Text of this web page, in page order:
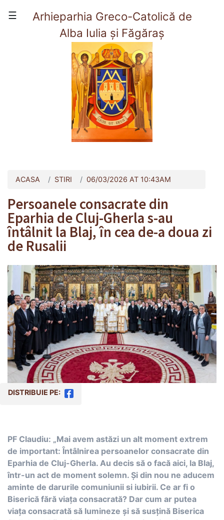
☰
Arhieparhia Greco-Catolică de
Alba Iulia și Făgăraș
×
(current)
Viata Arhieparhiei
ACASA STIRI 06/03/2026 AT 10:43AM
Persoanele consacrate din
Eparhia de Cluj-Gherla s-au
întâlnit la Blaj, în cea de-a doua zi
de Rusalii
DISTRIBUIE PE:
PF Claudiu: „Mai avem astăzi un alt moment extrem
de important: Întâlnirea persoanelor consacrate din
Eparhia de Cluj-Gherla. Au decis să o facă aici, la Blaj,
într-un act de moment solemn. Și din nou ne aducem
aminte de darurile comuniunii si iubirii. Ce ar fi o
Biserică fără viața consacrată? Dar cum ar putea
viața consacrată să lumineze și să susțină Biserica